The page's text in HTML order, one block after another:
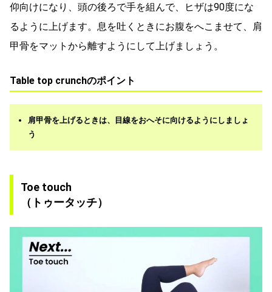
仰向けになり、頭の後ろで手を組んで、ヒザは90度にな
るように上げます。息を吐くときにお腹をへこませて、肩
甲骨をマットから離すようにして上げましょう。
Table top crunchのポイント
肩甲骨を上げるときは、目線をおへそに向けるようにしましょ
う
Toe touch
（トゥータッチ）